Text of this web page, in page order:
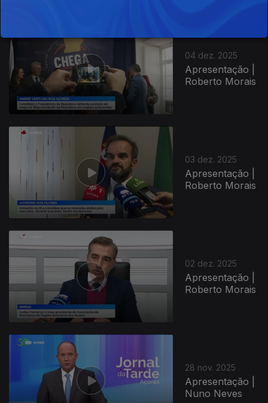
04 dez. 2025
Apresentação |
Roberto Morais
03 dez. 2025
Apresentação |
Roberto Morais
02 dez. 2025
Apresentação |
Roberto Morais
28 nov. 2025
Apresentação |
Nuno Neves